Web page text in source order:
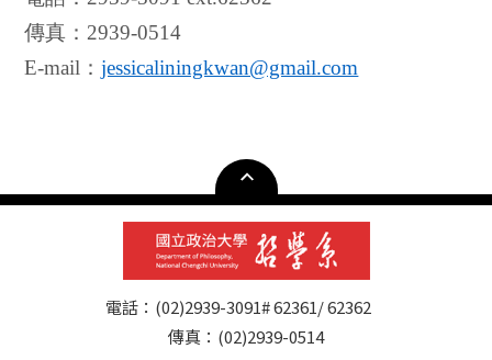
傳真： 2939-0514
E-mail ：jessicaliningkwan@gmail.com
電話：(02)2939-3091# 62361/ 62362
傳真：(02)2939-0514